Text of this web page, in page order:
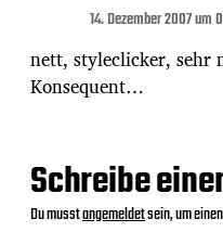
14. Dezember 2007 um
nett, styleclicker, sehr
Konsequent…
Schreibe
Du musstangemeldetsein, um